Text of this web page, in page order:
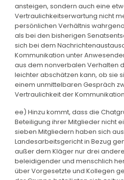
ansteigen, sondern auch eine
Vertraulichkeitserwartung nicht
persönlichen Verhältnis
als bei den bisherigen
sich bei dem
Kommunikation unter
aus dem nonverbalen Verhalten
leichter abschätzen kann, ob sie
einem unmittelbaren Gespräch
Vertraulichkeit der
ee) Hinzu kommt, dass die
Beteiligung ihrer Mitglieder nicht
sieben Mitgliedern haben sich
Landesarbeitsgericht in Bezug
außer dem Kläger nur drei
beleidigender und menschlich
über Vorgesetzte und Kollegen